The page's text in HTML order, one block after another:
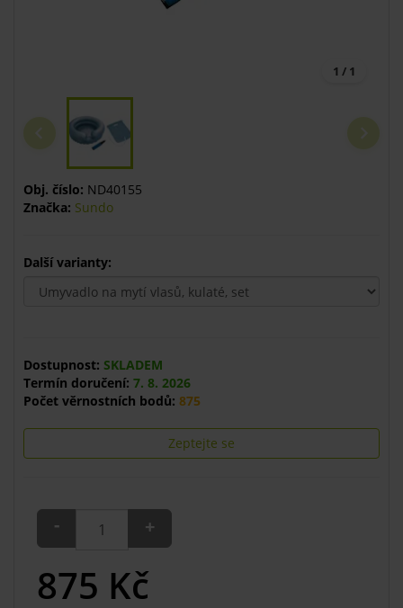
1 / 1
Obj. číslo: ND40155
Značka: Sundo
Další varianty:
Dostupnost: SKLADEM
Termín doručení: 7. 8. 2026
Počet věrnostních bodů: 875
Zeptejte se
- +
875 Kč